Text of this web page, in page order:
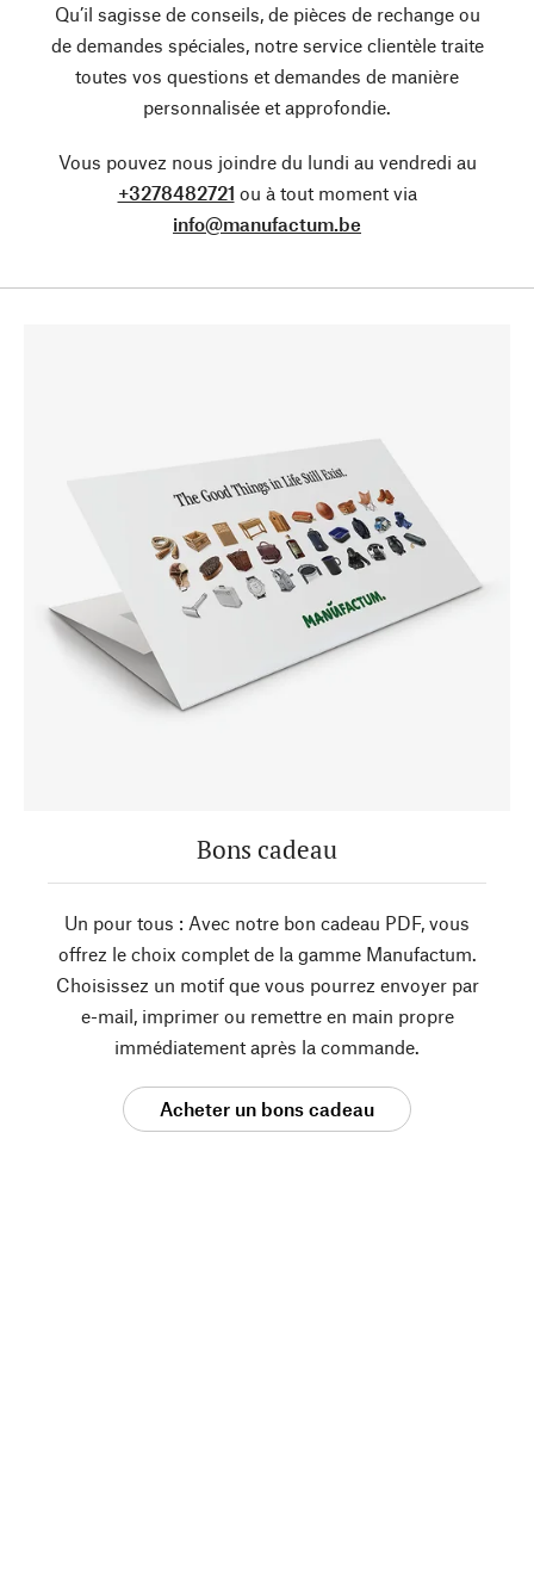
Qu’il sagisse de conseils, de pièces de rechange ou
de demandes spéciales, notre service clientèle traite
toutes vos questions et demandes de manière
personnalisée et approfondie.
Vous pouvez nous joindre du lundi au vendredi au
+3278482721 ou à tout moment via
info@manufactum.be
Bons cadeau
Un pour tous : Avec notre bon cadeau PDF, vous
offrez le choix complet de la gamme Manufactum.
Choisissez un motif que vous pourrez envoyer par
e-mail, imprimer ou remettre en main propre
immédiatement après la commande.
Acheter un bons cadeau